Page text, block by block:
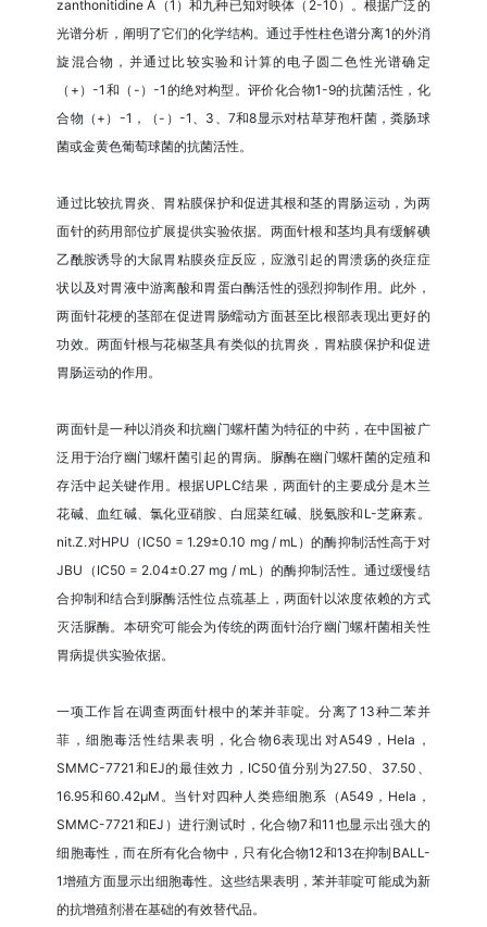
zanthonitidine A（1）和九种已知对映体（2-10）。根据广泛的
光谱分析，阐明了它们的化学结构。通过手性柱色谱分离1的外消
旋混合物，并通过比较实验和计算的电子圆二色性光谱确定
（+）-1和（-）-1的绝对构型。评价化合物1-9的抗菌活性，化
合物（+）-1，（-）-1、3、7和8显示对枯草芽孢杆菌，粪肠球
菌或金黄色葡萄球菌的抗菌活性。
通过比较抗胃炎、胃粘膜保护和促进其根和茎的胃肠运动，为两
面针的药用部位扩展提供实验依据。两面针根和茎均具有缓解碘
乙酰胺诱导的大鼠胃粘膜炎症反应，应激引起的胃溃疡的炎症症
状以及对胃液中游离酸和胃蛋白酶活性的强烈抑制作用。此外，
两面针花梗的茎部在促进胃肠蠕动方面甚至比根部表现出更好的
功效。两面针根与花椒茎具有类似的抗胃炎，胃粘膜保护和促进
胃肠运动的作用。
两面针是一种以消炎和抗幽门螺杆菌为特征的中药，在中国被广
泛用于治疗幽门螺杆菌引起的胃病。脲酶在幽门螺杆菌的定殖和
存活中起关键作用。根据UPLC结果，两面针的主要成分是木兰
花碱、血红碱、氯化亚硝胺、白屈菜红碱、脱氨胺和L-芝麻素。
nit.Z.对HPU（IC50 = 1.29±0.10 mg / mL）的酶抑制活性高于对
JBU（IC50 = 2.04±0.27 mg / mL）的酶抑制活性。通过缓慢结
合抑制和结合到脲酶活性位点巯基上，两面针以浓度依赖的方式
灭活脲酶。本研究可能会为传统的两面针治疗幽门螺杆菌相关性
胃病提供实验依据。
一项工作旨在调查两面针根中的苯并菲啶。分离了13种二苯并
菲，细胞毒活性结果表明，化合物6表现出对A549，Hela，
SMMC-7721和EJ的最佳效力，IC50值分别为27.50、37.50、
16.95和60.42μM。当针对四种人类癌细胞系（A549，Hela，
SMMC-7721和EJ）进行测试时，化合物7和11也显示出强大的
细胞毒性，而在所有化合物中，只有化合物12和13在抑制BALL-
1增殖方面显示出细胞毒性。这些结果表明，苯并菲啶可能成为新
的抗增殖剂潜在基础的有效替代品。